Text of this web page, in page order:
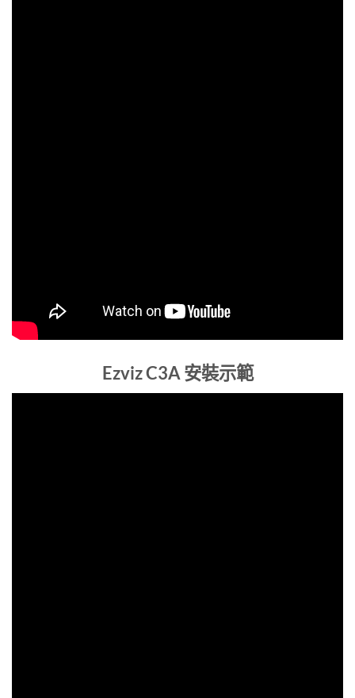
Ezviz C3A 安裝示範